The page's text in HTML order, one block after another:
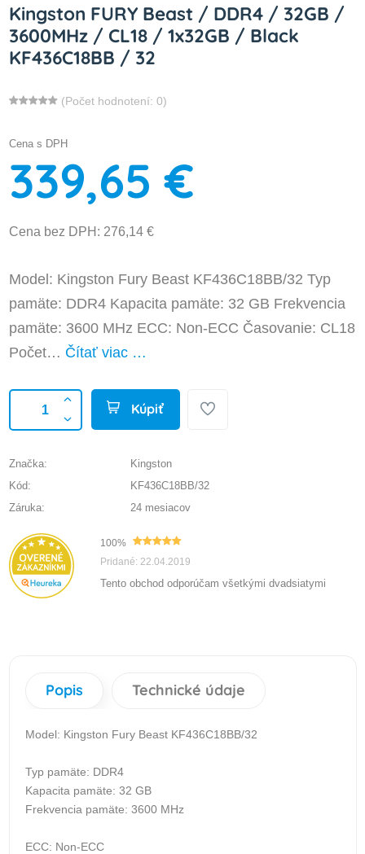
Kingston FURY Beast / DDR4 / 32GB /
3600MHz / CL18 / 1x32GB / Black
KF436C18BB / 32
(Počet hodnotení: 0)
Cena s DPH
339,65 €
Cena bez DPH: 276,14 €
Model: Kingston Fury Beast KF436C18BB/32 Typ
pamäte: DDR4 Kapacita pamäte: 32 GB Frekvencia
pamäte: 3600 MHz ECC: Non-ECC Časovanie: CL18
Počet… Čítať viac …
Kúpiť
Značka:
Kingston
Kód:
KF436C18BB/32
Záruka:
24 mesiacov
100%
Pridané: 22.04.2019
Tento obchod odporúčam všetkými dvadsiatymi
Popis Technické údaje
Model: Kingston Fury Beast KF436C18BB/32
Typ pamäte: DDR4
Kapacita pamäte: 32 GB
Frekvencia pamäte: 3600 MHz
ECC: Non-ECC